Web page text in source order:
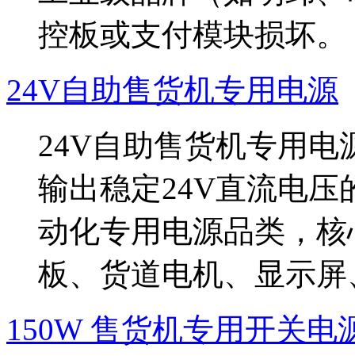
控板或支付模块损坏。‌‌
24V自助售货机专用电源
‌24V自助售货机专用电
输出稳定24V直流电压
动化专用电源品类，
板、货道电机、显示
150W 售货机专用开关电